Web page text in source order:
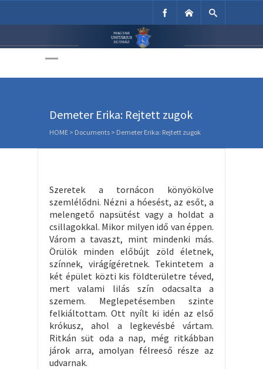
Unitárius Egyház
Demeter Erika: Rejtett zugok
HOME > Documents > Demeter Erika: Rejtett zugok
Szeretek a tornácon könyökölve
szemlélődni. Nézni a hóesést, az esőt, a
melengető napsütést vagy a holdat a
csillagokkal. Mikor milyen idő van éppen.
Várom a tavaszt, mint mindenki más.
Örülök minden előbújt zöld életnek,
színnek, virágígéretnek. Tekintetem a
két épület közti kis földterületre téved,
mert valami lilás szín odacsalta a
szemem. Meglepetésemben szinte
felkiáltottam. Ott nyílt ki idén az első
krókusz, ahol a legkevésbé vártam.
Ritkán süt oda a nap, még ritkábban
járok arra, amolyan félreeső része az
udvarnak.